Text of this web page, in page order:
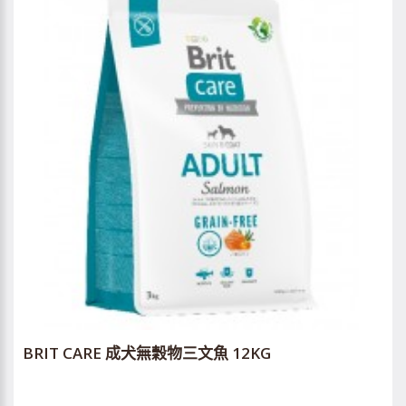
BRIT CARE 成犬無穀物三文魚 12KG